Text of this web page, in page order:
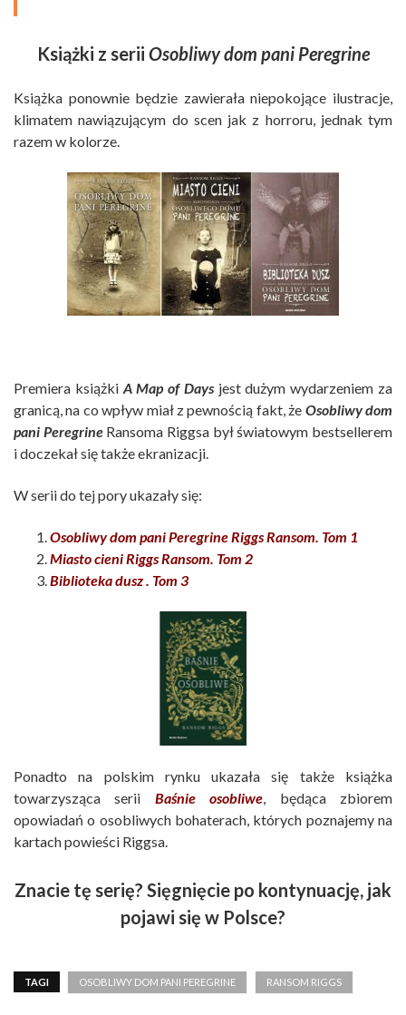
Książki z serii Osobliwy dom pani Peregrine
Książka ponownie będzie zawierała niepokojące ilustracje,
klimatem nawiązującym do scen jak z horroru, jednak tym
razem w kolorze.
Premiera książki A Map of Daysjest dużym wydarzeniem za
granicą, na co wpływ miał z pewnością fakt, że Osobliwy dom
pani Peregrine Ransoma Riggsa był światowym bestsellerem
i doczekał się także ekranizacji.
W serii do tej pory ukazały się:
Osobliwy dom pani Peregrine Riggs Ransom. Tom 1
Miasto cieni Riggs Ransom. Tom 2
Biblioteka dusz . Tom 3
Ponadto na polskim rynku ukazała się także książka
towarzysząca serii Baśnie osobliwe, będąca zbiorem
opowiadań o osobliwych bohaterach, których poznajemy na
kartach powieści Riggsa.
Znacie tę serię? Sięgnięcie po kontynuację, jak
pojawi się w Polsce?
TAGI OSOBLIWY DOM PANI PEREGRINE RANSOM RIGGS